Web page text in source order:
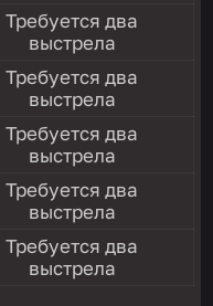
Требуется два
выстрела
Требуется два
выстрела
Требуется два
выстрела
Требуется два
выстрела
Требуется два
выстрела